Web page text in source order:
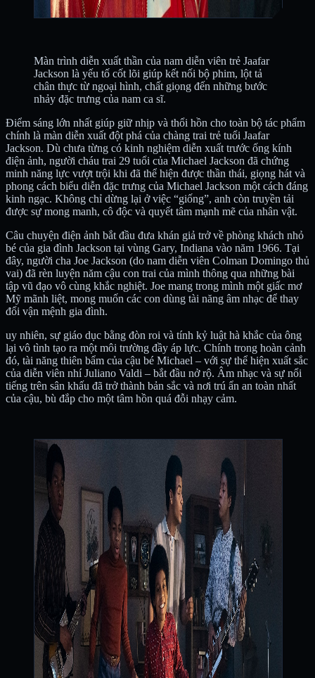
Màn trình diễn xuất thần của nam diễn viên trẻ Jaafar
Jackson là yếu tố cốt lõi giúp kết nối bộ phim, lột tả
chân thực từ ngoại hình, chất giọng đến những bước
nhảy đặc trưng của nam ca sĩ.
Điểm sáng lớn nhất giúp giữ nhịp và thổi hồn cho toàn bộ tác phẩm
chính là màn diễn xuất đột phá của chàng trai trẻ tuổi Jaafar
Jackson. Dù chưa từng có kinh nghiệm diễn xuất trước ống kính
điện ảnh, người cháu trai 29 tuổi của Michael Jackson đã chứng
minh năng lực vượt trội khi đã thể hiện được thần thái, giọng hát và
phong cách biểu diễn đặc trưng của Michael Jackson một cách đáng
kinh ngạc. Không chỉ dừng lại ở việc “giống”, anh còn truyền tải
được sự mong manh, cô độc và quyết tâm mạnh mẽ của nhân vật.
Câu chuyện điện ảnh bắt đầu đưa khán giả trở về phòng khách nhỏ
bé của gia đình Jackson tại vùng Gary, Indiana vào năm 1966. Tại
đây, người cha Joe Jackson (do nam diễn viên Colman Domingo thủ
vai) đã rèn luyện năm cậu con trai của mình thông qua những bài
tập vũ đạo vô cùng khắc nghiệt. Joe mang trong mình một giấc mơ
Mỹ mãnh liệt, mong muốn các con dùng tài năng âm nhạc để thay
đổi vận mệnh gia đình.
uy nhiên, sự giáo dục bằng đòn roi và tính kỷ luật hà khắc của ông
lại vô tình tạo ra một môi trường đầy áp lực. Chính trong hoàn cảnh
đó, tài năng thiên bẩm của cậu bé Michael – với sự thể hiện xuất sắc
của diễn viên nhí Juliano Valdi – bắt đầu nở rộ. Âm nhạc và sự nổi
tiếng trên sân khấu đã trở thành bản sắc và nơi trú ẩn an toàn nhất
của cậu, bù đắp cho một tâm hồn quá đỗi nhạy cảm.